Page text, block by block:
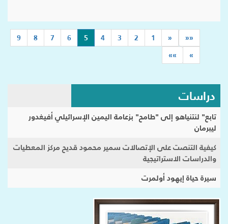
««
«
1
2
3
4
5
6
7
8
9
»
»»
دراسات
تابع" لنتنياهو إلى "طامح" بزعامة اليمين الإسرائيلي أفيغدور
ليبرمان
كيفية التنصت على الإتصالات سمير محمود قديح مركز المعطيات
والدراسات الاستراتيجية
سيرة حياة إيهود أولمرت